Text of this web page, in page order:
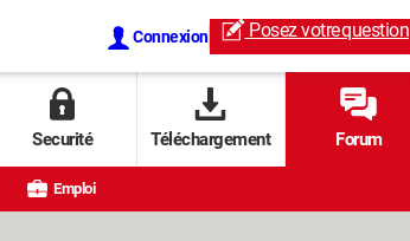
Connexion Posez votrequestion
Securité Téléchargement Forum
Emploi